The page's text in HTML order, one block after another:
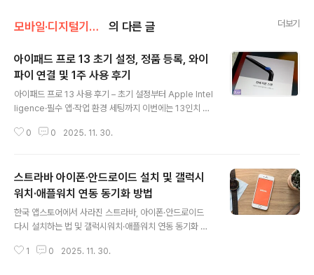
모바일·디지털기기/애플·아이폰·Mac 의 다른 글 더보기
아이패드 프로 13 초기 설정, 정품 등록, 와이
파이 연결 및 1주 사용 후기
아이패드 프로 13 사용 후기 – 초기 설정부터 Apple Intel
ligence·필수 앱·작업 환경 세팅까지 이번에는 13인치 아
는 순간부터 초기 설정, 정품 등록, iPadOS 세팅, 그리고
터 기존 아이패드 라인업과는 분위기가 조금 다르더라고
요.사용 경험 자체는 아이패드 에어 13·11, 아이패드 미니
와도 크게 다르지 않지만, 프로 라인업 특유의 울트라 레티
나 XDR(탠덤 OLED) 디스플레이와 M4 칩, Thunderbo
어 작업 도구”에 더 가깝게 느껴졌습니다..
0 0 2025. 11. 30.
스트라바 아이폰·안드로이드 설치 및 갤럭시
워치·애플워치 연동 동기화 방법
한국 앱스토어에서 사라진 스트라바, 아이폰·안드로이드
다시 설치하는 법 및 갤럭시워치·애플워치 연동 동기화 방
거나 재설치하려다 막히는 일이 많아졌습니다. 특히 아이
1 0 2025. 11. 30.